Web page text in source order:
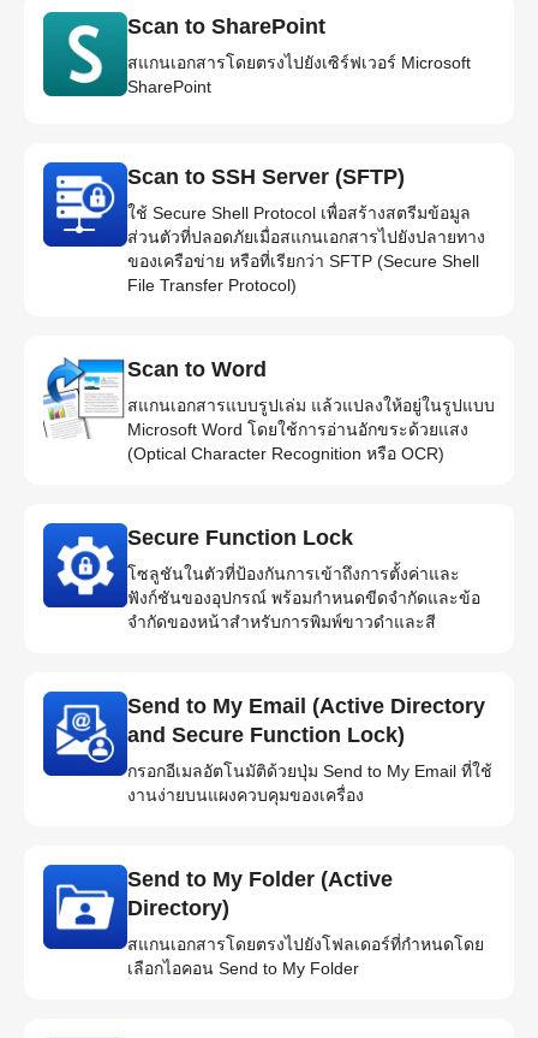
Scan to SharePoint
สแกนเอกสารโดยตรงไปยังเซิร์ฟเวอร์ Microsoft
SharePoint
Scan to SSH Server (SFTP)
ใช้ Secure Shell Protocol เพื่อสร้างสตรีมข้อมูล
ส่วนตัวที่ปลอดภัยเมื่อสแกนเอกสารไปยังปลายทาง
ของเครือข่าย หรือที่เรียกว่า SFTP (Secure Shell
File Transfer Protocol)
Scan to Word
สแกนเอกสารแบบรูปเล่ม แล้วแปลงให้อยู่ในรูปแบบ
Microsoft Word โดยใช้การอ่านอักขระด้วยแสง
(Optical Character Recognition หรือ OCR)
Secure Function Lock
โซลูชันในตัวที่ป้องกันการเข้าถึงการตั้งค่าและ
ฟังก์ชันของอุปกรณ์ พร้อมกำหนดขีดจำกัดและข้อ
จำกัดของหน้าสำหรับการพิมพ์ขาวดำและสี
Send to My Email (Active Directory
and Secure Function Lock)
กรอกอีเมลอัตโนมัติด้วยปุ่ม Send to My Email ที่ใช้
งานง่ายบนแผงควบคุมของเครื่อง
Send to My Folder (Active
Directory)
สแกนเอกสารโดยตรงไปยังโฟลเดอร์ที่กำหนดโดย
เลือกไอคอน Send to My Folder